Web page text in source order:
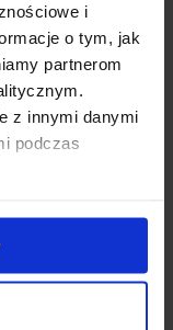
i
o tym, jak
partnerom
z innymi danymi
podczas